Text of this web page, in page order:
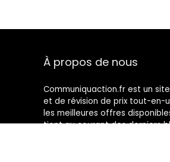
À propos de nous
Communiquaction.fr est un
et de révision de prix tout-en-
les meilleures offres
tient au courant des derniers